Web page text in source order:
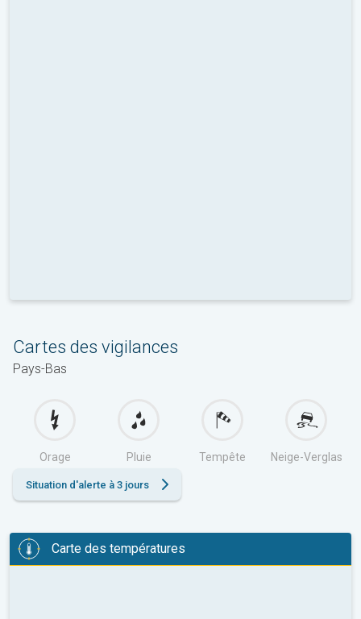
Cartes des vigilances
Pays-Bas
Orage Pluie Tempête Neige-Verglas
Situation d'alerte à 3 jours
Carte des températures